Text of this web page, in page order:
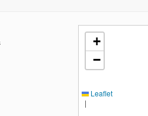
+
−
Leaflet
|